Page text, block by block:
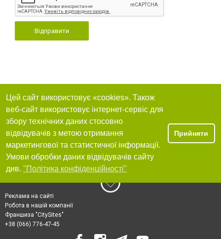
Відправити
Цей сайт використовує «cookies». Також
веб-сайт використовує інтернет-сервіс для
збору технічних даних стосовно
відвідувачів з метою отримання
маркетингової та статистичної інформації.
Умови обробки даних відвідувачів сайту
див. "Політика конфіденційності"
Прийняти
Реклама на сайті
Робота в нашій компанії
Франшиза "CitySites"
+38 (066) 776-47-45